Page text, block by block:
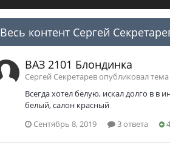
Весь контент Сергей
ВАЗ 2101 Блондинка
Сергей Секретарев опубликовал
Всегда хотел белую, искал долго в
белый, салон красный
Сентябрь 8, 2019
3 ответа 4